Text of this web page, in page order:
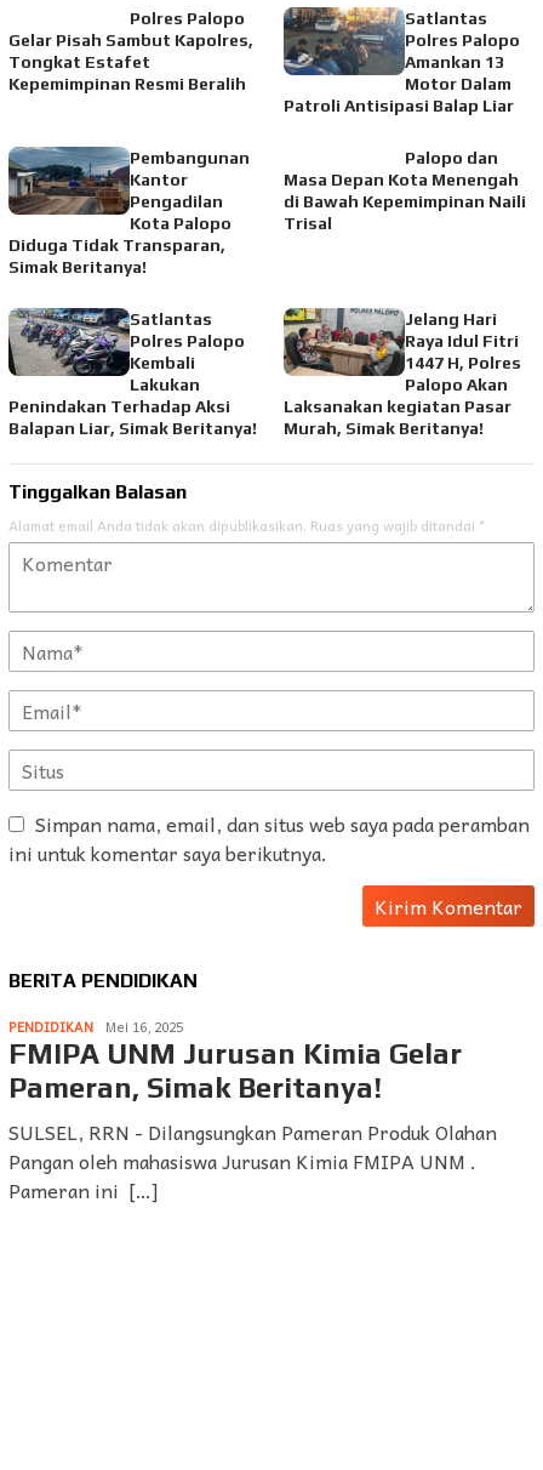
Polres Palopo
Gelar Pisah Sambut Kapolres,
Tongkat Estafet
Kepemimpinan Resmi Beralih
Satlantas
Polres Palopo
Amankan 13
Motor Dalam
Patroli Antisipasi Balap Liar
Pembangunan
Kantor
Pengadilan
Kota Palopo
Diduga Tidak Transparan,
Simak Beritanya!
Palopo dan
Masa Depan Kota Menengah
di Bawah Kepemimpinan Naili
Trisal
Satlantas
Polres Palopo
Kembali
Lakukan
Penindakan Terhadap Aksi
Balapan Liar, Simak Beritanya!
Jelang Hari
Raya Idul Fitri
1447 H, Polres
Palopo Akan
Laksanakan kegiatan Pasar
Murah, Simak Beritanya!
Tinggalkan Balasan
Alamat email Anda tidak akan dipublikasikan. Ruas yang wajib ditandai *
Simpan nama, email, dan situs web saya pada peramban
ini untuk komentar saya berikutnya.
BERITA PENDIDIKAN
PENDIDIKAN Mei 16, 2025
FMIPA UNM Jurusan Kimia Gelar
Pameran, Simak Beritanya!
SULSEL, RRN - Dilangsungkan Pameran Produk Olahan
Pangan oleh mahasiswa Jurusan Kimia FMIPA UNM .
Pameran ini […]